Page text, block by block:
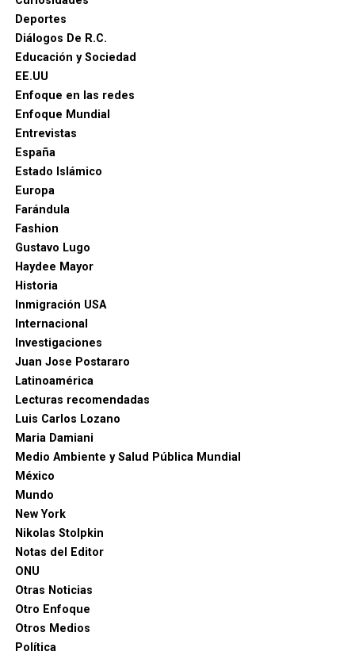
Deportes
Diálogos De R.C.
Educación y Sociedad
EE.UU
Enfoque en las redes
Enfoque Mundial
Entrevistas
España
Estado Islámico
Europa
Farándula
Fashion
Gustavo Lugo
Haydee Mayor
Historia
Inmigración USA
Internacional
Investigaciones
Juan Jose Postararo
Latinoamérica
Lecturas recomendadas
Luis Carlos Lozano
Maria Damiani
Medio Ambiente y Salud Pública Mundial
México
Mundo
New York
Nikolas Stolpkin
Notas del Editor
ONU
Otras Noticias
Otro Enfoque
Otros Medios
Política